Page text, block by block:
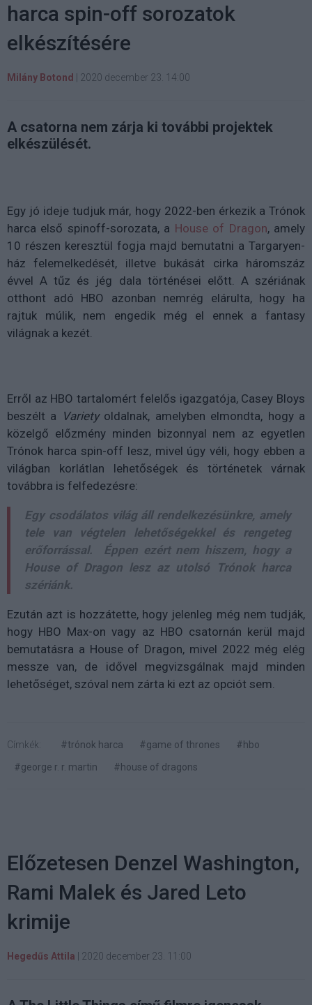
harca spin-off sorozatok
elkészítésére
Milány Botond 2020 december 23. 14:00
A csatorna nem zárja ki további projektek
elkészülését.
Egy jó ideje tudjuk már, hogy 2022-ben érkezik a Trónok
harca első spinoff-sorozata, a House of Dragon, amely
10 részen keresztül fogja majd bemutatni a Targaryen-
ház felemelkedését, illetve bukását cirka háromszáz
évvel A tűz és jég dala történései előtt. A szériának
otthont adó HBO azonban nemrég elárulta, hogy ha
rajtuk múlik, nem engedik még el ennek a fantasy
világnak a kezét.
Erről az HBO tartalomért felelős igazgatója, Casey Bloys
beszélt a Variety oldalnak, amelyben elmondta, hogy a
közelgő előzmény minden bizonnyal nem az egyetlen
Trónok harca spin-off lesz, mivel úgy véli, hogy ebben a
világban korlátlan lehetőségek és történetek várnak
továbbra is felfedezésre:
Egy csodálatos világ áll rendelkezésünkre, amely
tele van végtelen lehetőségekkel és rengeteg
erőforrással. Éppen ezért nem hiszem, hogy a
House of Dragon lesz az utolsó Trónok harca
szériánk.
Ezután azt is hozzátette, hogy jelenleg még nem tudják,
hogy HBO Max-on vagy az HBO csatornán kerül majd
bemutatásra a House of Dragon, mivel 2022 még elég
messze van, de idővel megvizsgálnak majd minden
lehetőséget, szóval nem zárta ki ezt az opciót sem.
Címkék: #trónok harca #game of thrones
#hbo
#george r. r. martin
#house of dragons
Előzetesen Denzel Washington,
Rami Malek és Jared Leto
krimije
Hegedűs Attila 2020 december 23. 11:00